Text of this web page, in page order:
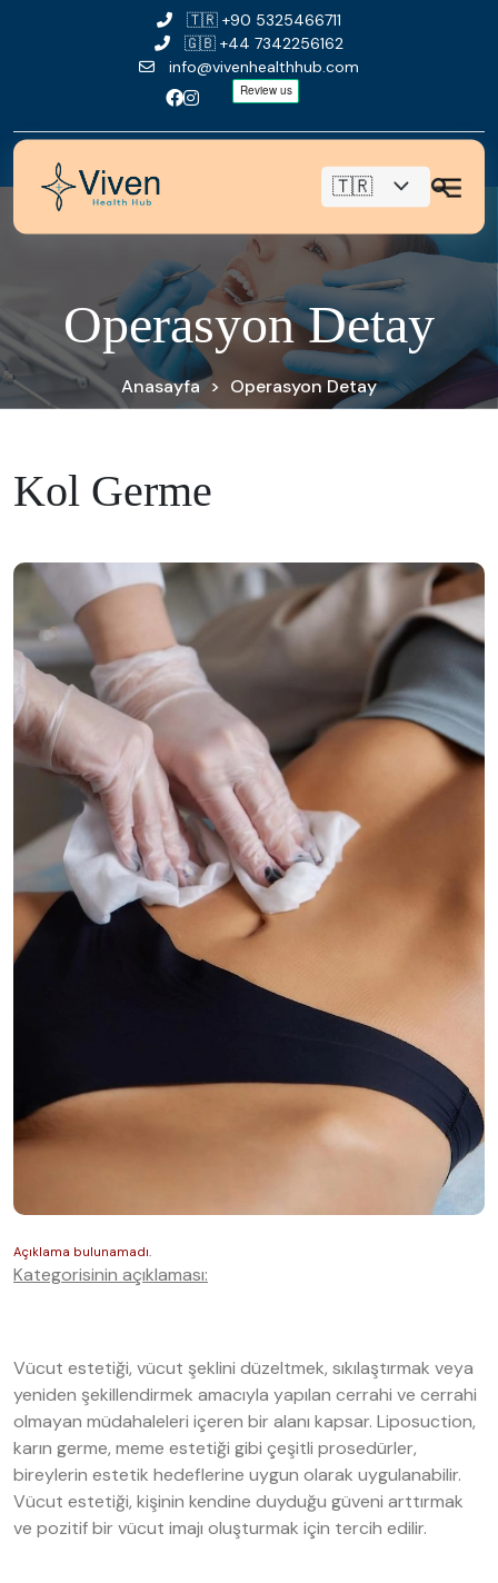
🇹🇷 +90 5325466711
🇬🇧 +44 7342256162
info@vivenhealthhub.com
Operasyon Detay
Anasayfa > Operasyon Detay
Kol Germe
Kategorisinin açıklaması:
Vücut estetiği, vücut şeklini düzeltmek, sıkılaştırmak veya
yeniden şekillendirmek amacıyla yapılan cerrahi ve cerrahi
olmayan müdahaleleri içeren bir alanı kapsar. Liposuction,
karın germe, meme estetiği gibi çeşitli prosedürler,
bireylerin estetik hedeflerine uygun olarak uygulanabilir.
Vücut estetiği, kişinin kendine duyduğu güveni arttırmak
ve pozitif bir vücut imajı oluşturmak için tercih edilir.